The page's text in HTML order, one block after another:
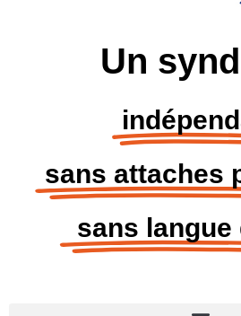
Un
sans attaches
sans langue